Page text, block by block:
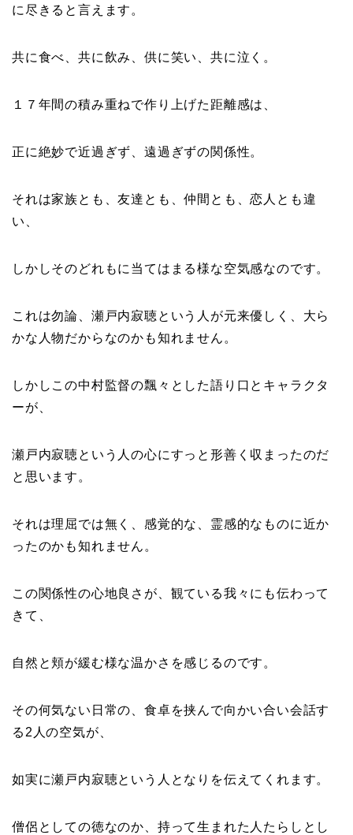
に尽きると言えます。
共に食べ、共に飲み、供に笑い、共に泣く。
１７年間の積み重ねで作り上げた距離感は、
正に絶妙で近過ぎず、遠過ぎずの関係性。
それは家族とも、友達とも、仲間とも、恋人とも違
い、
しかしそのどれもに当てはまる様な空気感なのです。
これは勿論、瀬戸内寂聴という人が元来優しく、大ら
かな人物だからなのかも知れません。
しかしこの中村監督の飄々とした語り口とキャラクタ
ーが、
瀬戸内寂聴という人の心にすっと形善く収まったのだ
と思います。
それは理屈では無く、感覚的な、霊感的なものに近か
ったのかも知れません。
この関係性の心地良さが、観ている我々にも伝わって
きて、
自然と頬が緩む様な温かさを感じるのです。
その何気ない日常の、食卓を挟んで向かい合い会話す
る2人の空気が、
如実に瀬戸内寂聴という人となりを伝えてくれます。
僧侶としての徳なのか、持って生まれた人たらしとし